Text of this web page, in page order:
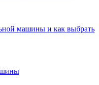
машины и как выбрать